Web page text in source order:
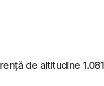
de altitudine 1.081